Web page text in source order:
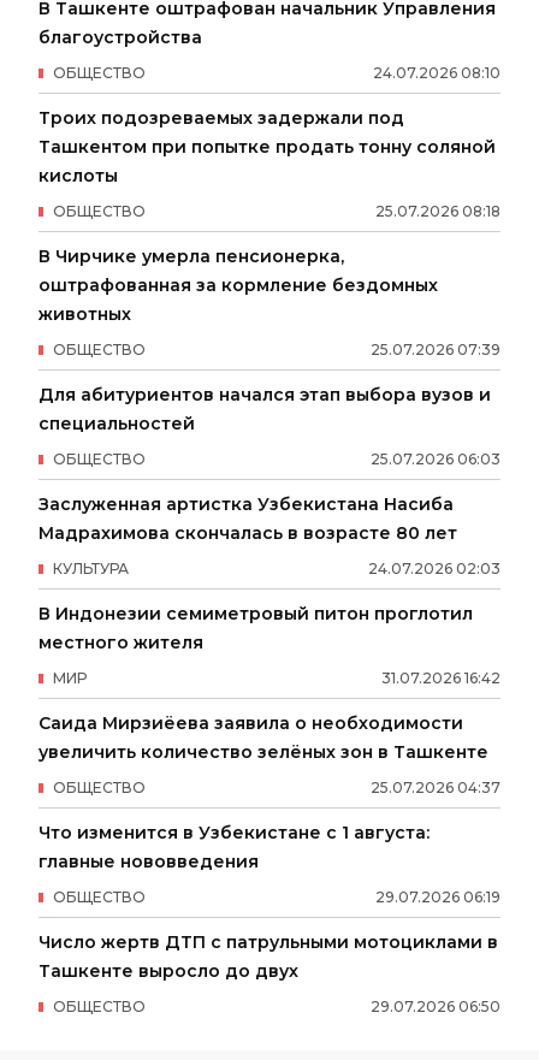
В Ташкенте оштрафован начальник Управления
благоустройства
24.07.2026 08:10
ОБЩЕСТВО
Троих подозреваемых задержали под
Ташкентом при попытке продать тонну соляной
кислоты
25.07.2026 08:18
ОБЩЕСТВО
В Чирчике умерла пенсионерка,
оштрафованная за кормление бездомных
животных
25.07.2026 07:39
ОБЩЕСТВО
Для абитуриентов начался этап выбора вузов и
специальностей
25.07.2026 06:03
ОБЩЕСТВО
Заслуженная артистка Узбекистана Насиба
Мадрахимова скончалась в возрасте 80 лет
24.07.2026 02:03
КУЛЬТУРА
В Индонезии семиметровый питон проглотил
местного жителя
31.07.2026 16:42
МИР
Саида Мирзиёева заявила о необходимости
увеличить количество зелёных зон в Ташкенте
25.07.2026 04:37
ОБЩЕСТВО
Что изменится в Узбекистане с 1 августа:
главные нововведения
29.07.2026 06:19
ОБЩЕСТВО
Число жертв ДТП с патрульными мотоциклами в
Ташкенте выросло до двух
29.07.2026 06:50
ОБЩЕСТВО